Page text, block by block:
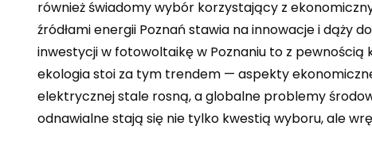
również świadomy wybór korzystający z
źródłami energii Poznań stawia na innowacje i dąży
inwestycji w fotowoltaikę w Poznaniu to z
ekologia stoi za tym trendem — aspekty
elektrycznej stale rosną, a globalne problemy
odnawialne stają się nie tylko kwestią wyboru, ale